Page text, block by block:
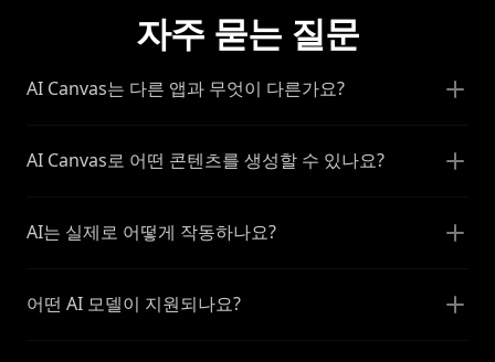
자주 묻는 질문
AI Canvas는 다른 앱과 무엇이 다른가요?
AI Canvas로 어떤 콘텐츠를 생성할 수 있나요?
AI는 실제로 어떻게 작동하나요?
어떤 AI 모델이 지원되나요?